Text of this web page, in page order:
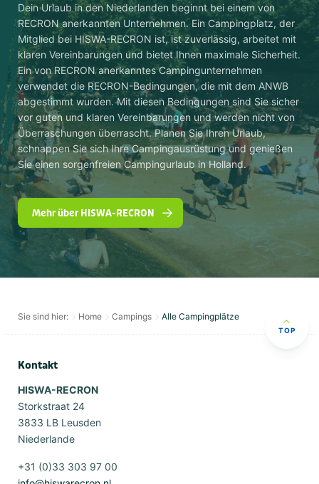
Dein Urlaub in den Niederlanden beginnt bei einem von
RECRON anerkannten Unternehmen. Ein Campingplatz, der
Mitglied bei HISWA-RECRON ist, ist zuverlässig, arbeitet mit
klaren Vereinbarungen und bietet Ihnen maximale Sicherheit.
Ein von RECRON anerkanntes Campingunternehmen
verwendet die RECRON-Bedingungen, die mit dem ANWB
abgestimmt wurden. Mit diesen Bedingungen sind Sie sicher
vor guten und klaren Vereinbarungen und werden nicht von
Überraschungen überrascht. Planen Sie Ihren Urlaub,
schnappen Sie sich Ihre Campingausrüstung und genießen
Sie einen sorgenfreien Campingurlaub in Holland.
Mehr über HISWA-RECRON
Sie sind hier: Home Campings Alle Campingplätze
TOP
Kontakt
HISWA-RECRON
Storkstraat 24
3833 LB Leusden
Niederlande
+31 (0)33 303 97 00